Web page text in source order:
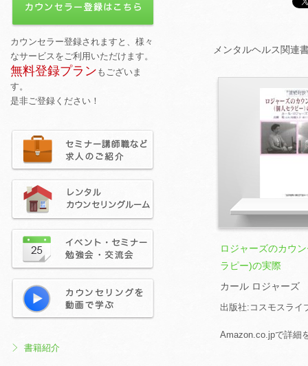
書籍紹介
メンタルヘルス関連
ロジャーズのカウ
ラピー)の実際
カール ロジャーズ
出版社:コスモスライ
Amazon.co.jpで詳細